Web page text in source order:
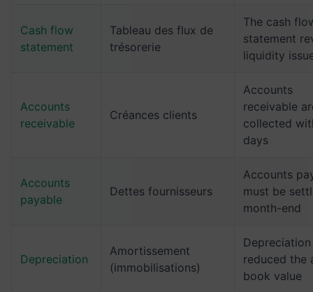
Cash flow
statement
Tableau des flux de
trésorerie
The cash
statement
liquidity
Accounts
receivable
Créances clients
Accounts
receivable
collected
days
Accounts
payable
Dettes fournisseurs
Accounts
must be
month-end
Depreciation
Amortissement
(immobilisations)
Depreciation
reduced the
book value